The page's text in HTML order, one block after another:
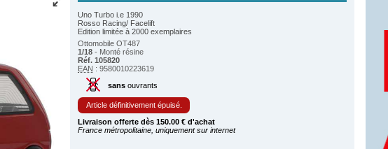
Uno Turbo i.e 1990
Rosso Racing/ Facelift
Edition limitée à 2000 exemplaires
Ottomobile OT487
1/18 - Monté résine
Réf. 105820
EAN : 9580010223619
sansouvrants
Article définitivement épuisé.
Livraison offerte dès 150.00 € d'achat
France métropolitaine, uniquement sur internet